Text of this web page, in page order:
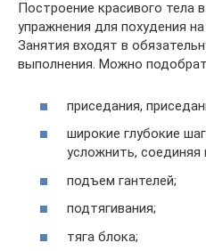
Построение красивого тела
упражнения для похудения
Занятия входят в
выполнения. Можно
приседания,
широкие глубокие
усложнить, соединяя
подъем гантелей;
подтягивания;
тяга блока;